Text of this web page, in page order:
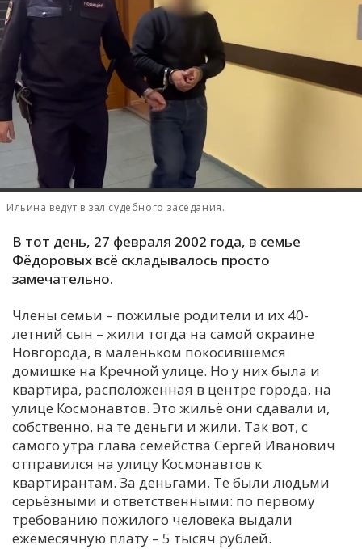
В
И
К
М
Н
Х
Ч
Я
Ильина ведут в зал судебного заседания.
В тот день, 27 февраля 2002 года, в семье
Фёдоровых всё складывалось просто
замечательно.
Члены семьи – пожилые родители и их 40-
летний сын – жили тогда на самой окраине
Новгорода, в маленьком покосившемся
домишке на Кречной улице. Но у них была и
квартира, расположенная в центре города, на
улице Космонавтов. Это жильё они сдавали и,
собственно, на те деньги и жили. Так вот, с
самого утра глава семейства Сергей Иванович
отправился на улицу Космонавтов к
квартирантам. За деньгами. Те были людьми
серьёзными и ответственными: по первому
требованию пожилого человека выдали
ежемесячную плату – 5 тысяч рублей.